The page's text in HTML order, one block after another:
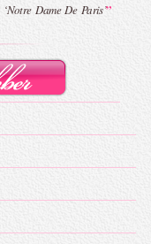
Dame De Paris’”